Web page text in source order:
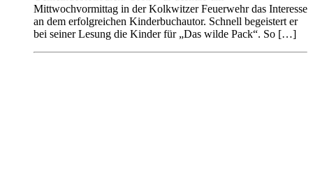
Mittwochvormittag in der Kolkwitzer Feuerwehr das Interesse
an dem erfolgreichen Kinderbuchautor. Schnell begeistert er
bei seiner Lesung die Kinder für „Das wilde Pack“. So […]